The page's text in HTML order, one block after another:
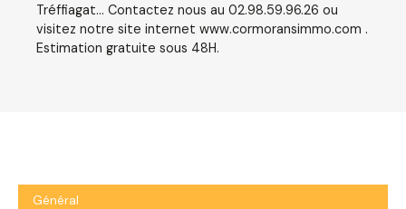
Tréffiagat... Contactez nous au 02.98.59.96.26 ou
visitez notre site internet www.cormoransimmo.com .
Estimation gratuite sous 48H.
Général